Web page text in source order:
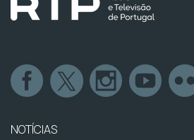
NOTÍCIAS